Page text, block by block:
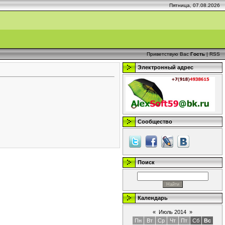
Пятница, 07.08.2026
Приветствую Вас Гость|RSS
Электронный адрес
Сообщество
Поиск
Календарь
« Июль 2014 »
Пн
Вт Ср Чт Пт Сб
Вс